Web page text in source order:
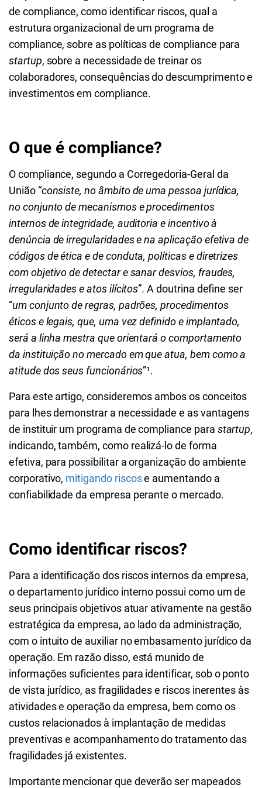
de compliance, como identificar riscos, qual a
estrutura organizacional de um programa de
compliance, sobre as políticas de compliance para
startup, sobre a necessidade de treinar os
colaboradores, consequências do descumprimento e
investimentos em compliance.
O que é compliance?
O compliance, segundo a Corregedoria-Geral da
União “consiste, no âmbito de uma pessoa jurídica,
no conjunto de mecanismos e procedimentos
internos de integridade, auditoria e incentivo à
denúncia de irregularidades e na aplicação efetiva de
códigos de ética e de conduta, políticas e diretrizes
com objetivo de detectar e sanar desvios, fraudes,
irregularidades e atos ilícitos”. A doutrina define ser
“um conjunto de regras, padrões, procedimentos
éticos e legais, que, uma vez definido e implantado,
será a linha mestra que orientará o comportamento
da instituição no mercado em que atua, bem como a
atitude dos seus funcionários”¹.
Para este artigo, consideremos ambos os conceitos
para lhes demonstrar a necessidade e as vantagens
de instituir um programa de compliance para startup,
indicando, também, como realizá-lo de forma
efetiva, para possibilitar a organização do ambiente
corporativo, mitigando riscose aumentando a
confiabilidade da empresa perante o mercado.
Como identificar riscos?
Para a identificação dos riscos internos da empresa,
o departamento jurídico interno possui como um de
seus principais objetivos atuar ativamente na gestão
estratégica da empresa, ao lado da administração,
com o intuito de auxiliar no embasamento jurídico da
operação. Em razão disso, está munido de
informações suficientes para identificar, sob o ponto
de vista jurídico, as fragilidades e riscos inerentes às
atividades e operação da empresa, bem como os
custos relacionados à implantação de medidas
preventivas e acompanhamento do tratamento das
fragilidades já existentes.
Importante mencionar que deverão ser mapeados